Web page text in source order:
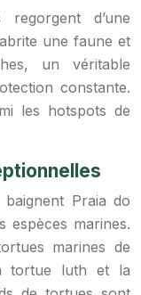
d’une
une faune et
un véritable
constante.
les hotspots de
Praia do
espèces marines.
marines de
tortue luth et la